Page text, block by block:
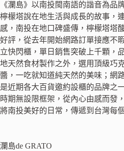
《瀾島》以南投閩南語的諧音為品
檸檬塔說在地生活與成長的故事，
感，南投在地口碑盛傳，檸檬塔塔
好評，從去年開始網路訂單接應不
立快閃櫃，單日銷售突破上千顆，
地天然食材製作之外，選用頂級巧
醬，一吃就知道純天然的美味；網
是近期各大百貨邀約設櫃的品牌之
時期無設限框架，從內心由感而發
將南投美好的日常，傳遞到台灣每
瀾島de GRATO